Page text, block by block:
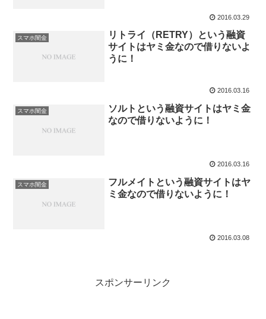
2016.03.29
スマホ闇金
リトライ（RETRY）という融資
サイトはヤミ金なので借りないよ
うに！
2016.03.16
スマホ闇金
ソルトという融資サイトはヤミ金
なので借りないように！
2016.03.16
スマホ闇金
フルメイトという融資サイトはヤ
ミ金なので借りないように！
2016.03.08
スポンサーリンク